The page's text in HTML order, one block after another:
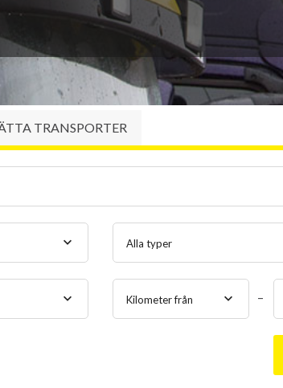
TRANSPORTER
Alla typer
Kilometer från